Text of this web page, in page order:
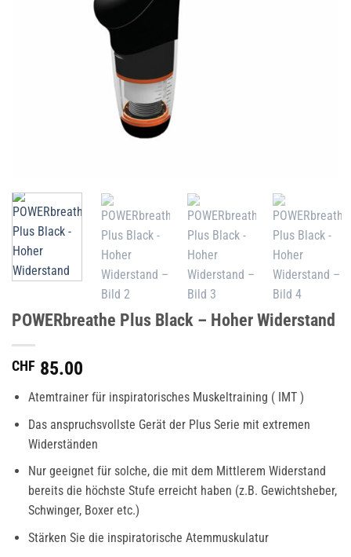
POWERbreathe Plus Black – Hoher Widerstand
CHF 85.00
Atemtrainer für inspiratorisches Muskeltraining ( IMT )
Das anspruchsvollste Gerät der Plus Serie mit extremen
Widerständen
Nur geeignet für solche, die mit dem Mittlerem Widerstand
bereits die höchste Stufe erreicht haben (z.B. Gewichtsheber,
Schwinger, Boxer etc.)
Stärken Sie die inspiratorische Atemmuskulatur